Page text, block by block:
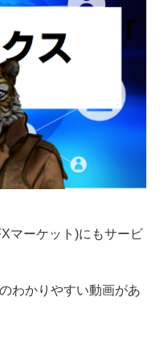
マーケット)にもサービ
わかりやすい動画があ